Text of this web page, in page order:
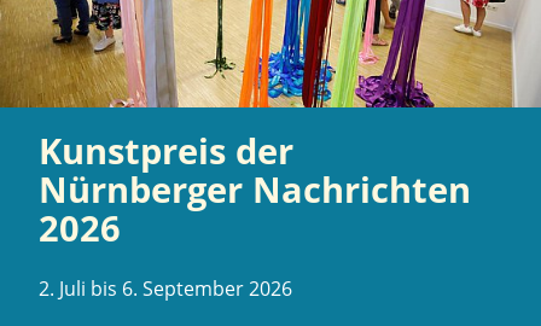
Kunstpreis der
Nürnberger Nachrichten
2026
2. Juli bis 6. September 2026